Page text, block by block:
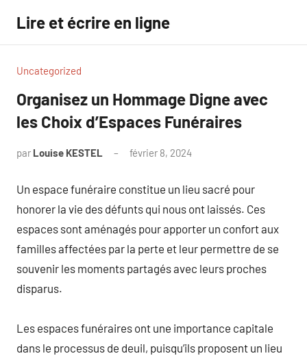
contenu
Lire et écrire en ligne
Uncategorized
Organisez un Hommage Digne avec
les Choix d’Espaces Funéraires
par Louise KESTEL février 8, 2024
Un espace funéraire constitue un lieu sacré pour
honorer la vie des défunts qui nous ont laissés. Ces
espaces sont aménagés pour apporter un confort aux
familles affectées par la perte et leur permettre de se
souvenir les moments partagés avec leurs proches
disparus.
Les espaces funéraires ont une importance capitale
dans le processus de deuil, puisqu’ils proposent un lieu